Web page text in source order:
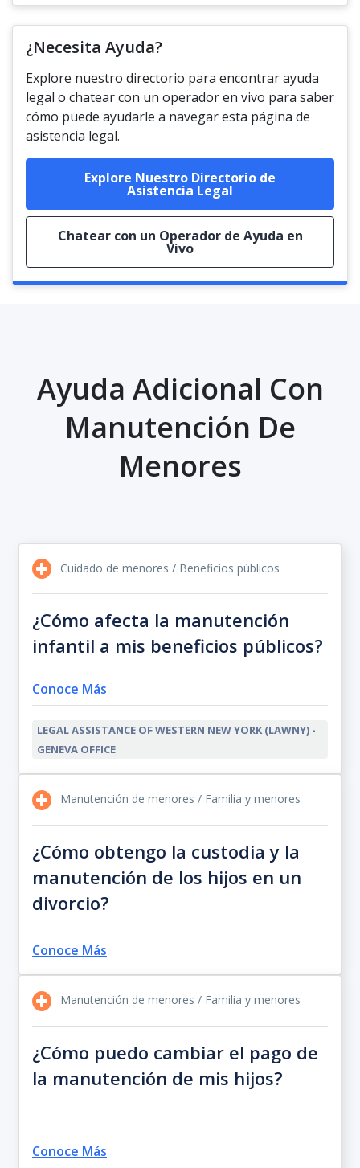
¿Necesita Ayuda?
Explore nuestro directorio para encontrar ayuda
legal o chatear con un operador en vivo para saber
cómo puede ayudarle a navegar esta página de
asistencia legal.
Explore Nuestro Directorio de
Asistencia Legal
Chatear con un Operador de Ayuda en
Vivo
Ayuda Adicional Con
Manutención De
Menores
Cuidado de menores / Beneficios públicos
¿Cómo afecta la manutención
infantil a mis beneficios públicos?
Conoce Más
LEGAL ASSISTANCE OF WESTERN NEW YORK (LAWNY) -
GENEVA OFFICE
Manutención de menores / Familia y menores
¿Cómo obtengo la custodia y la
manutención de los hijos en un
divorcio?
Conoce Más
Manutención de menores / Familia y menores
¿Cómo puedo cambiar el pago de
la manutención de mis hijos?
Conoce Más